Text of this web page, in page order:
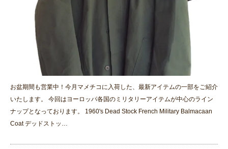
お盆期間も営業中！今月マメチコに入荷した、最新アイテムの一部をご紹介
いたします。 今回はヨーロッパ各国のミリタリーアイテムが中心のライン
ナップとなっております。 1960's Dead Stock French Military Balmacaan
Coat デッドストッ…